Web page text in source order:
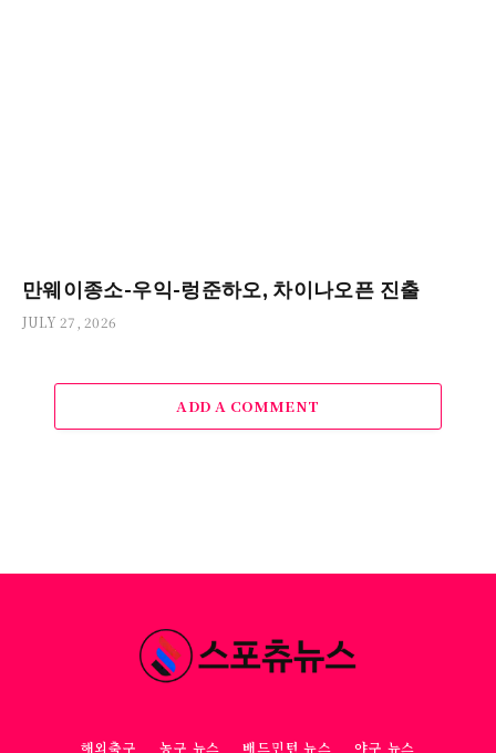
만웨이종소-우익-렁준하오, 차이나오픈 진출
JULY 27, 2026
ADD A COMMENT
해외축구 농구 뉴스 배드민턴 뉴스 야구 뉴스